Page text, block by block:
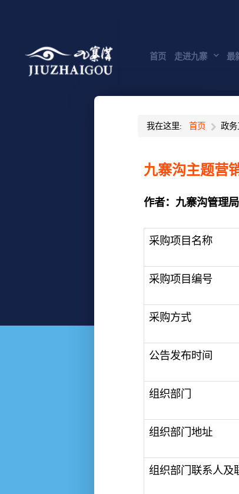
首页 走进九寨 最
我在这里: 首页 政
九寨沟主题营
作者： 九寨沟管理局
采购项目名称
采购项目编号
采购方式
公告发布时间
组织部门
组织部门地址
组织部门联系人及